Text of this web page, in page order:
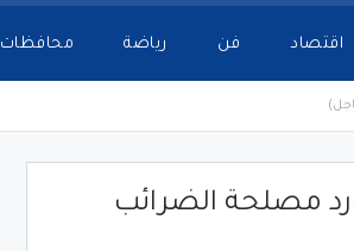
اقتصاد فن رياضة محافظات
مصلحة الضرائب